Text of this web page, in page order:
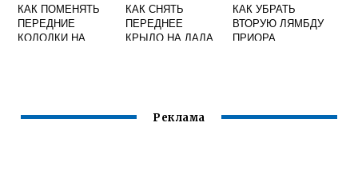
КАК ПОМЕНЯТЬ
ПЕРЕДНИЕ
КОЛОДКИ НА
КАК СНЯТЬ
ПЕРЕДНЕЕ
КРЫЛО НА ЛАДА
КАК УБРАТЬ
ВТОРУЮ ЛЯМБДУ
ПРИОРА
Реклама